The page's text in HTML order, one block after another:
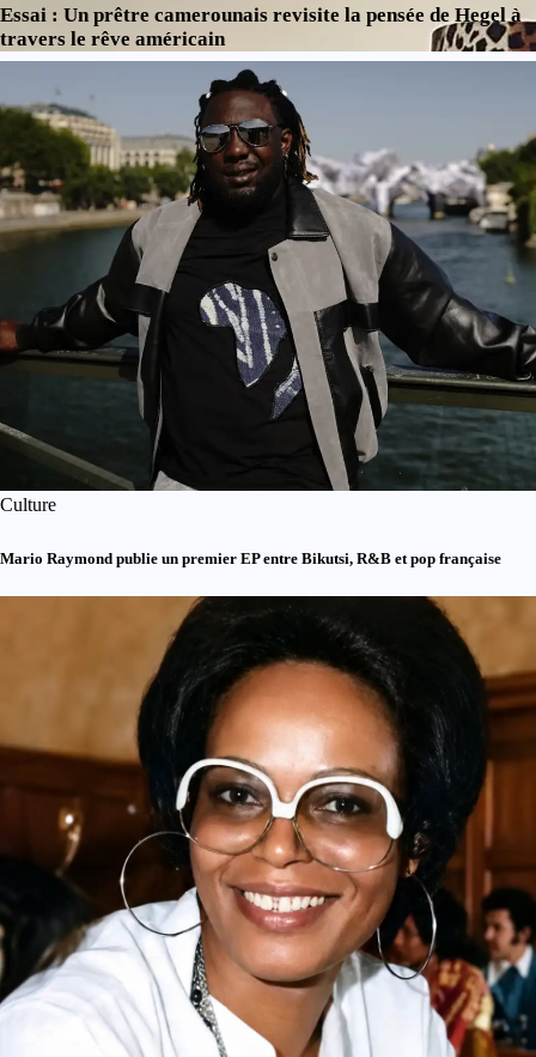
Essai : Un prêtre camerounais revisite la pensée de Hegel à
travers le rêve américain
Culture
Mario Raymond publie un premier EP entre Bikutsi, R&B et pop française